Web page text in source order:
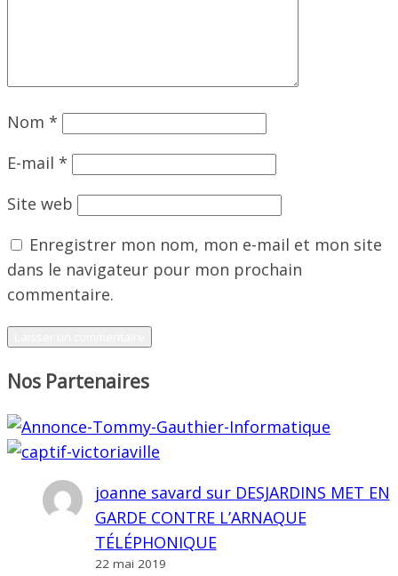
Nom *
E-mail *
Site web
Enregistrer mon nom, mon e-mail et mon site
dans le navigateur pour mon prochain
commentaire.
Nos Partenaires
joanne savard sur DESJARDINS MET EN
GARDE CONTRE L’ARNAQUE
TÉLÉPHONIQUE
22 mai 2019